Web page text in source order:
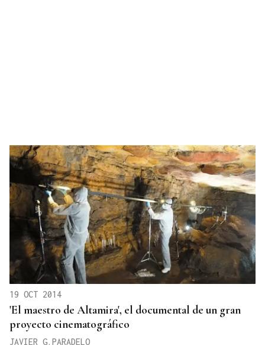
19 OCT 2014
'El maestro de Altamira', el documental de un gran
proyecto cinematográfico
JAVIER G.PARADELO